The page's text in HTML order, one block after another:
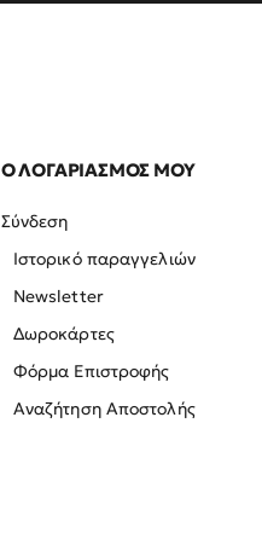
Ο ΛΟΓΑΡΙΑΣΜΟΣ ΜΟΥ
Σύνδεση
Ιστορικό παραγγελιών
Newsletter
Δωροκάρτες
Φόρμα Επιστροφής
Αναζήτηση Αποστολής